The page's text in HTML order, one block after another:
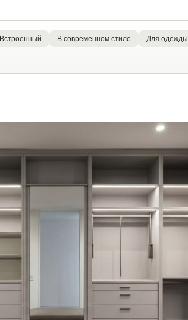
Встроенный В современном стиле Для одежды